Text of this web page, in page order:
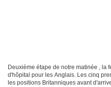
Deuxième étape de notre matinée , la
d'hôpital pour les Anglais. Les cinq
les positions Britanniques avant